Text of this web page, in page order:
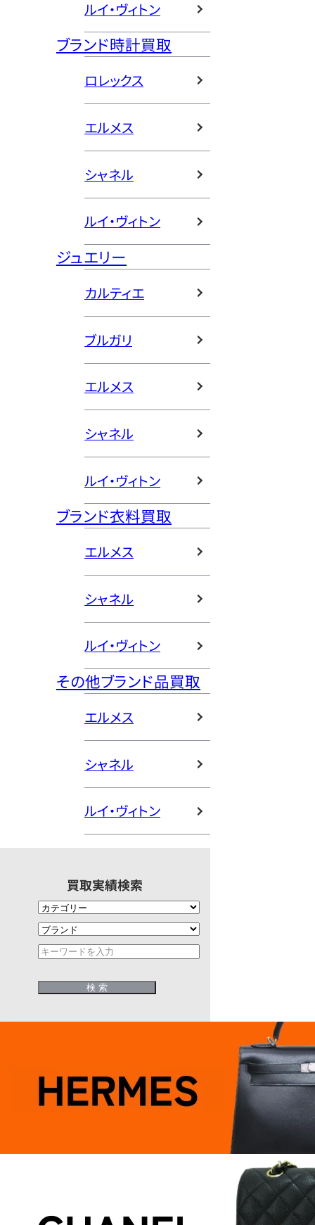
ルイ・ヴィトン
ブランド時計買取
ロレックス
エルメス
シャネル
ルイ・ヴィトン
ジュエリー
カルティエ
ブルガリ
エルメス
シャネル
ルイ・ヴィトン
ブランド衣料買取
エルメス
シャネル
ルイ・ヴィトン
その他ブランド品買取
エルメス
シャネル
ルイ・ヴィトン
買取実績検索